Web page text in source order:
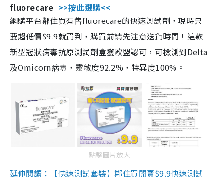
fluorecare >>按此選購<<
網購平台鄰住買有售fluorecare的快速測試劑，現時只
要超低價$9.9就買到，購買前請先注意送貨時間！這款
新型冠狀病毒抗原測試劑盒獲歐盟認可，可檢測到Delta
及Omicorn病毒，靈敏度92.2%，特異度100%。
點擊圖片放大
延伸閱讀：【快速測試套裝】鄰住買開賣$9.9快速測試